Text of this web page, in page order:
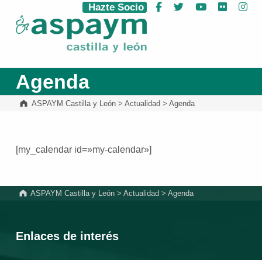
ASPAYM Castilla y León
Hazte Socio Facebook
Twitter YouTube
Flickr
Agenda
ASPAYM Castilla y León> Actualidad > Agenda
[my_calendar id=»my-calendar»]
ASPAYM Castilla y León >Actualidad >Agenda
Enlaces de interés